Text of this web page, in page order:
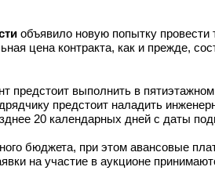
объявило новую попытку провести
цена контракта, как и прежде,
предстоит выполнить в
предстоит наладить
20 календарных дней с даты
бюджета, при этом авансовые
на участие в аукционе